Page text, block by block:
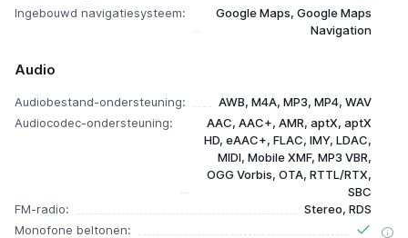
Ingebouwd navigatiesysteem:
Google Maps, Google Maps
Navigation
Audio
Audiobestand-ondersteuning:
AWB, M4A, MP3, MP4, WAV
Audiocodec-ondersteuning:
AAC, AAC+, AMR, aptX, aptX
HD, eAAC+, FLAC, IMY, LDAC,
MIDI, Mobile XMF, MP3 VBR,
OGG Vorbis, OTA, RTTL/RTX,
SBC
FM-radio:
Stereo, RDS
Monofone beltonen: